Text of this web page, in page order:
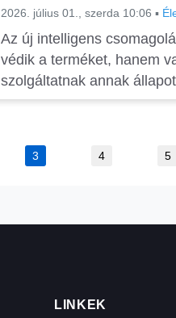
2026. július 01., szerda 10:06▪
Az új intelligens
védik a terméket, hanem
szolgáltatnak annak
3 4 5
LINKEK